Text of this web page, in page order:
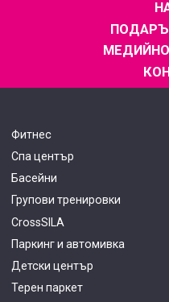
Фитнес
Спа център
Басейни
Групови тренировки
CrossSILA
Паркинг и автомивка
Детски център
Терен паркет